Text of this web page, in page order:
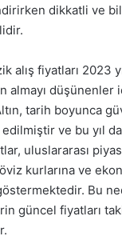
dikkatli ve
alış fiyatları 2023
almayı
tarih boyunca
edilmiştir ve bu yıl
uluslararası
kurlarına ve
Bu
güncel fiyatları